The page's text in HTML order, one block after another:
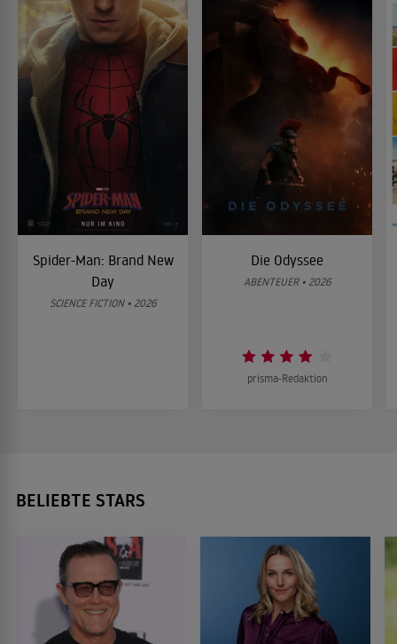
Spider-Man: Brand New
Day
SCIENCE FICTION • 2026
Die Odyssee
ABENTEUER • 2026
prisma-Redaktion
BELIEBTE STARS